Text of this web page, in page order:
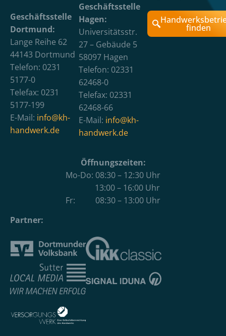
Geschäftsstelle
Dortmund:
Lange Reihe 62
44143 Dortmund
Telefon: 0231
5177-0
Telefax: 0231
5177-199
E-Mail: info@kh-
handwerk.de
Geschäftsstelle
Hagen:
Universitätsstr.
27 – Gebäude 5
58097 Hagen
Telefon: 02331
62468-0
Telefax: 02331
62468-66
E-Mail: info@kh-
handwerk.de
finden
Öffnungszeiten:
Mo-Do: 08:30 – 12:30 Uhr
13:00 – 16:00 Uhr
Fr: 08:30 – 13:00 Uhr
Partner: